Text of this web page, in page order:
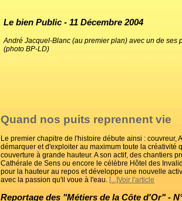
Le bien Public - 11 Décembre 2004
André Jacquel-Blanc (au premier plan) avec un de
(photo BP-LD)
Quand nos puits reprennent vie
Le premier chapitre de l'histoire débute ainsi :
démarquer et d'exploiter au maximum toute la
couverture à grande hauteur. A son actif, des chantiers
Cathérale de Sens ou encore le célèbre Hôtel des
pour la hauteur au repos et développe une nouvelle
avec la passion qu'il voue à l'eau. [...]Voir l'article
Reportage des "Métiers de la Côte d'Or" -